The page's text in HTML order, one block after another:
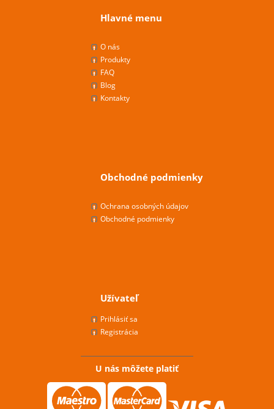
Hlavné menu
O nás
Produkty
FAQ
Blog
Kontakty
Obchodné podmienky
Ochrana osobných údajov
Obchodné podmienky
Užívateľ
Prihlásiť sa
Registrácia
U nás môžete platiť